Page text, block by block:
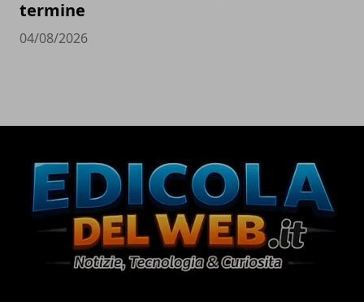
termine
04/08/2026